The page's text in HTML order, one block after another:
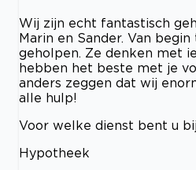
Wij zijn echt fantastisch
Marin en Sander. Van
geholpen. Ze denken met
hebben het beste met je
anders zeggen dat wij
alle hulp!
Voor welke dienst bent u
Hypotheek